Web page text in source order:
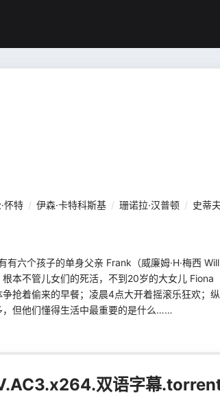
怀特 / 伊森·卡特科斯基 / 珊诺拉·汉普顿 / 史蒂
六个孩子的单身父亲 Frank（威廉姆·H·梅西
本不管儿女们的死活，不到20岁的大女儿 Fiona
抢着偷来的早餐；凌晨4点大开着摇滚乐狂欢；
，但他们懂得生活中最重要的是什么……
双语字幕